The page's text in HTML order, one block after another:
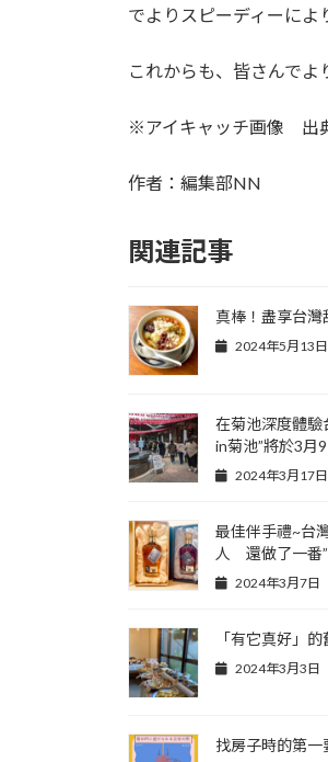
でよりスピーディーによ
これからも、皆さんでよ
※アイキャッチ画像 出
作者：編集部NN
関連記事
真棒！盡享台灣
2024年5月13日
在菊池深度體驗
in菊池”將於3月
2024年3月17日
最佳伴手禮~台
人 還做了一番
2024年3月7日
「有它真好」
2024年3月3日
找房子時的第